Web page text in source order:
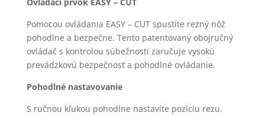
Pomocou ovládania EASY – CUT spustíte rezný nôž
pohodlne a bezpečne. Tento patentovaný obojručný
ovládač s kontrolou súbežnosti zaručuje vysokú
prevádzkovú bezpečnosť a pohodlné ovládanie.
Pohodlné nastavovanie
S ručnou kľukou pohodlne nastavíte pozíciu rezu.